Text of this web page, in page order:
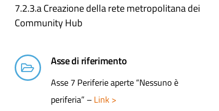
Progetti
7.2.3.a Creazione della rete metropolitana dei
Community Hub
Asse di riferimento
Asse 7 Periferie aperte “Nessuno è
periferia” –Link >